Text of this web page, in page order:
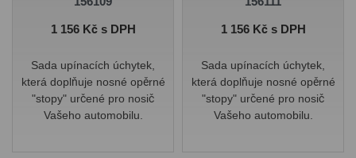
Cena
1 156 Kč s DPH
Sada upínacích úchytek,
která doplňuje nosné opěrné
"stopy" určené pro nosič
Vašeho automobilu.
Cena
1 156 Kč s DPH
Sada upínacích úchytek,
která doplňuje nosné opěrné
"stopy" určené pro nosič
Vašeho automobilu.